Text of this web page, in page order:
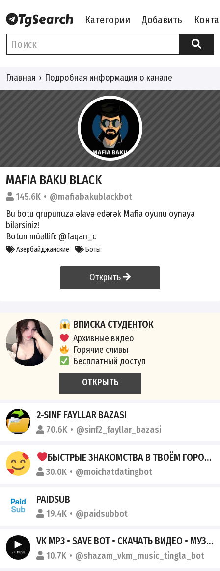
Категории Добавить
Главная Подробная информация о канале
MAFIA BAKU BLACK
145.6K
@mafiabakublackbot
Bu botu qrupunuza əlavə edərək Mafia oyunu oynaya
bilərsiniz!
Botun müəllifi: @faqan_c
Азербайджанские Боты
Открыть
ВПИСКА СТУДЕНТОК
Архивные видео
Горячие сливы
Бесплатный доступ
ОТКРЫТЬ
2-SINF FAYLLAR BAZASI
70.6K @sinf2_fayllar_bazasi
БЫСТРЫЕ ЗНАКОМСТВА В ТВОЁМ ГОРОДЕ
30.0K @moichatdatingbot
PAIDSUB
19.4K @paidsubbot
VK MP3 • SAVE BOT • СКАЧАТЬ ВИДЕО • МУЗЫКА • ПОИСК МУЗЫКИ
10.7K @shazam_vkm_music_tingla_bot